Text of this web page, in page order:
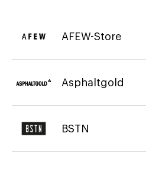
AFEW-Store
Asphaltgold
BSTN